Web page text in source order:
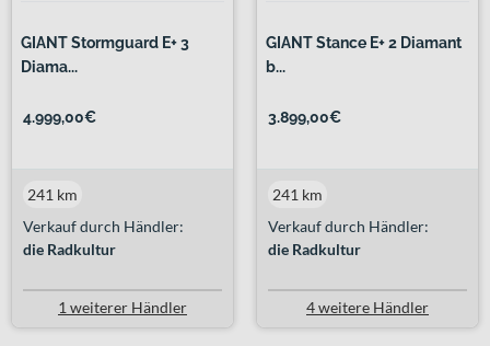
GIANT Stormguard E+ 3
Diama...
4.999,00€
Verkauf durch Händler:
die Radkultur
241 km
1 weiterer Händler
GIANT Stance E+ 2 Diamant
b...
3.899,00€
Verkauf durch Händler:
die Radkultur
241 km
4 weitere Händler